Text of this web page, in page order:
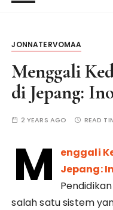
JONNATERVOMAA
Menggali
di Jepang:
2 YEARS AGO READ
M
enggali
Jepang:
salah satu sistem